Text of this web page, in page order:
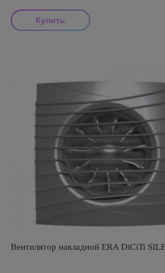
Вентилятор накладной ERA DiCiTi